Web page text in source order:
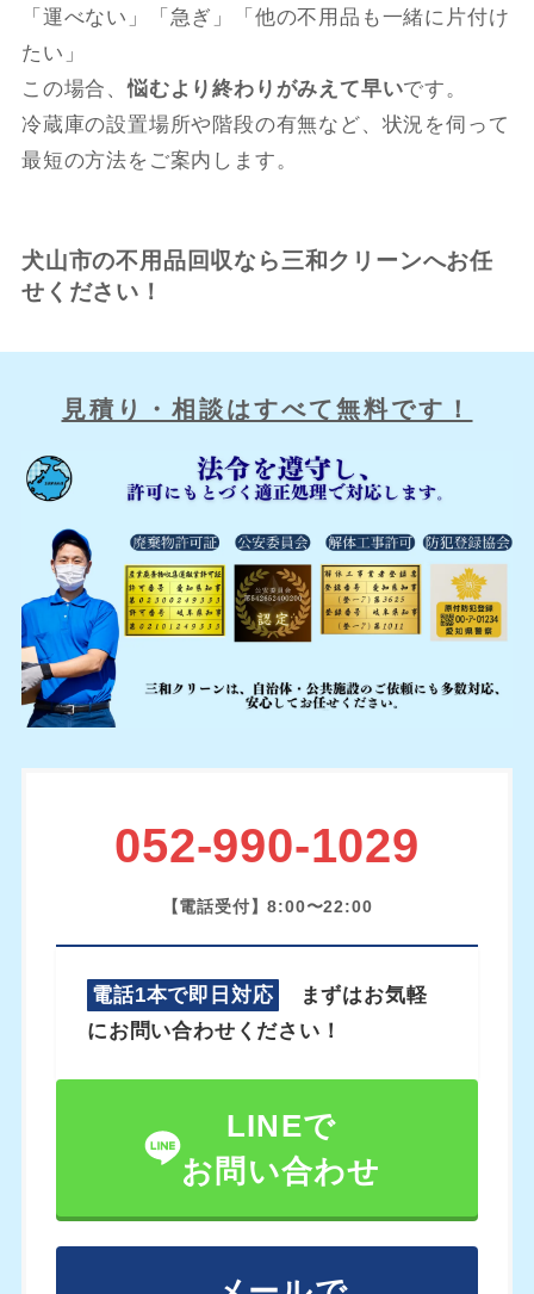
「運べない」「急ぎ」「他の不用品も一緒に片付け
たい」
この場合、悩むより終わりがみえて早いです。
冷蔵庫の設置場所や階段の有無など、状況を伺って
最短の方法をご案内します。
犬山市の不用品回収なら三和クリーンへお任
せください！
見積り・相談はすべて無料です！
052-990-1029
【電話受付】8:00〜22:00
電話1本で即日対応
まずはお気軽
にお問い合わせください！
LINEで
お問い合わせ